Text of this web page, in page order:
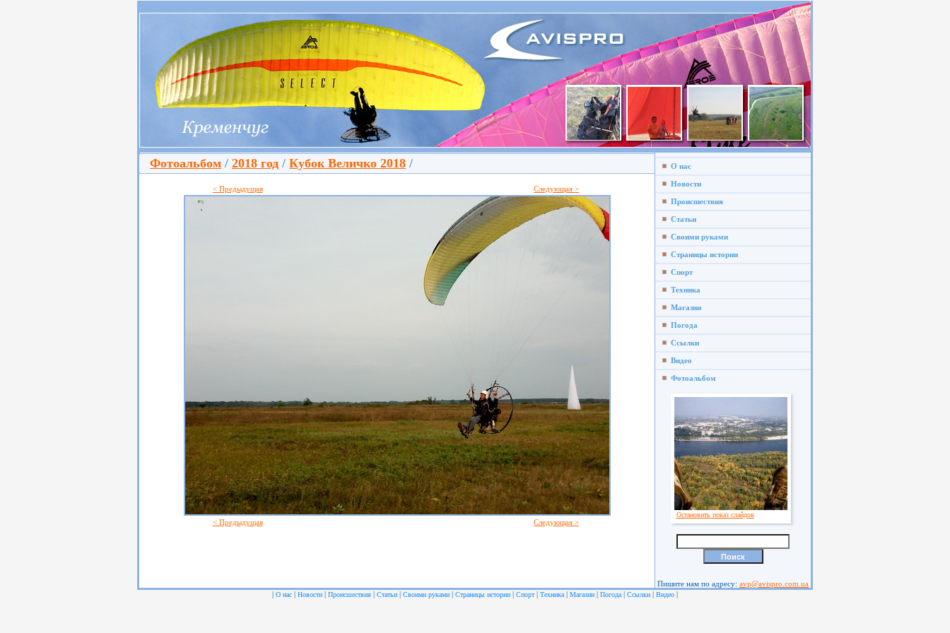
Фотоальбом / 2018 год / Кубок Величко 2018 /
< Предыдущая Следующая >
< Предыдущая Следующая >
О нас
Новости
Происшествия
Статьи
Своими руками
Страницы истории
Спорт
Техника
Магазин
Погода
Ссылки
Видео
Фотоальбом
Остановить показ слайдов
Пишите нам по адресу: avp@avispro.com.ua
| О нас | Новости | Происшествия | Статьи | Своими руками | Страницы истории | Спорт| Техника | Магазин | Погода | Ссылки | Видео |